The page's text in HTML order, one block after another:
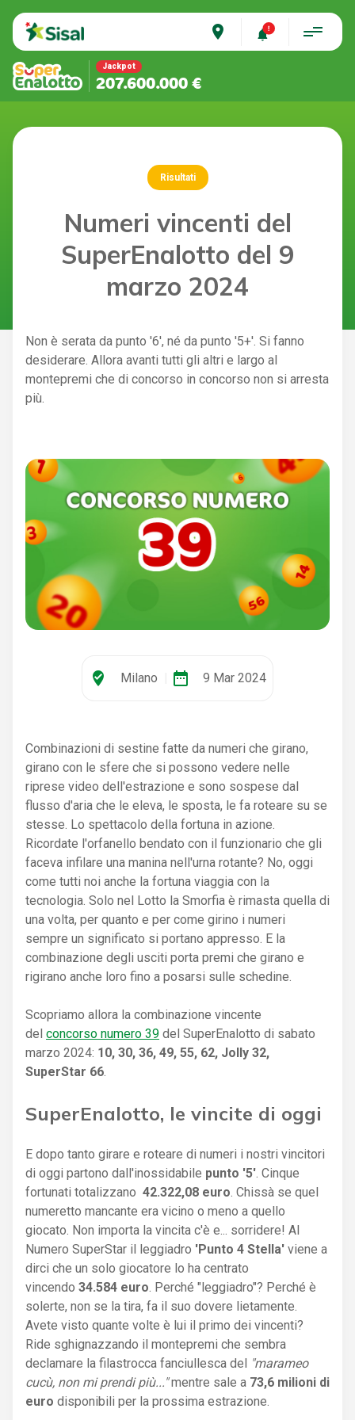
place
Jackpot
207.600.000 €
Risultati
Numeri vincenti del
SuperEnalotto del 9
marzo 2024
Non è serata da punto '6', né da punto '5+'. Si fanno
desiderare. Allora avanti tutti gli altri e largo al
montepremi che di concorso in concorso non si arresta
più.
where_to_vote Milano date_range 9 Mar 2024
Combinazioni di sestine fatte da numeri che girano,
girano con le sfere che si possono vedere nelle
riprese video dell'estrazione e sono sospese dal
flusso d'aria che le eleva, le sposta, le fa roteare su se
stesse. Lo spettacolo della fortuna in azione.
Ricordate l'orfanello bendato con il funzionario che gli
faceva infilare una manina nell'urna rotante? No, oggi
come tutti noi anche la fortuna viaggia con la
tecnologia. Solo nel Lotto la Smorfia è rimasta quella di
una volta, per quanto e per come girino i numeri
sempre un significato si portano appresso. E la
combinazione degli usciti porta premi che girano e
rigirano anche loro fino a posarsi sulle schedine.
Scopriamo allora la combinazione vincente
del concorso numero 39 del SuperEnalotto di sabato
marzo 2024: 10, 30, 36, 49, 55, 62, Jolly 32,
SuperStar 66
SuperEnalotto, le vincite di oggi
E dopo tanto girare e roteare di numeri i nostri vincitori
di oggi partono dall'inossidabile punto '5' . Cinque
fortunati totalizzano 42.322,08 euro . Chissà se quel
numeretto mancante era vicino o meno a quello
giocato. Non importa la vincita c'è e... sorridere! Al
Numero SuperStar il leggiadro 'Punto 4 Stella' viene a
dirci che un solo giocatore lo ha centrato
vincendo 34.584 euro . Perché "leggiadro"? Perché è
solerte, non se la tira, fa il suo dovere lietamente.
Avete visto quante volte è lui il primo dei vincenti?
Ride sghignazzando il montepremi che sembra
declamare la filastrocca fanciullesca del "marameo
cucù, non mi prendi più..."mentre sale a 73,6 milioni di
euro disponibili per la prossima estrazione.